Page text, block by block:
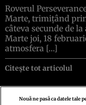
Roverul
Marte, trimițând
câteva secunde de
Marte joi, 18
atmosfera […]
Citește tot articolul
Nouă ne pasă ca datele tale